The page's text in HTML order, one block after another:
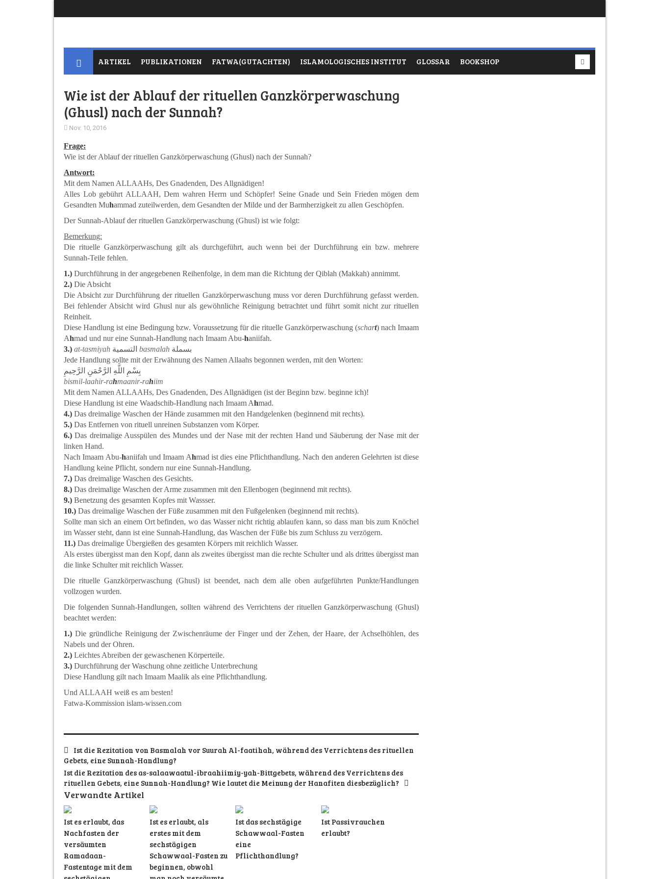
ARTIKEL PUBLIKATIONEN FATWA(GUTACHTEN) ISLAMOLOGISCHES INSTITUT GLOSSAR BOOKSHOP
Wie ist der Ablauf der rituellen Ganzkörperwaschung
(Ghusl) nach der Sunnah?
Nov. 10, 2016
Frage:
Wie ist der Ablauf der rituellen Ganzkörperwaschung (Ghusl) nach der Sunnah?
Antwort:
Mit dem Namen ALLAAHs, Des Gnadenden, Des Allgnädigen!
Alles Lob gebührt ALLAAH, Dem wahren Herrn und Schöpfer! Seine Gnade und Sein Frieden mögen dem
Gesandten Muhammad zuteilwerden, dem Gesandten der Milde und der Barmherzigkeit zu allen Geschöpfen.
Der Sunnah-Ablauf der rituellen Ganzkörperwaschung (Ghusl) ist wie folgt:
Bemerkung:
Die rituelle Ganzkörperwaschung gilt als durchgeführt, auch wenn bei der Durchführung ein bzw. mehrere
Sunnah-Teile fehlen.
1.) Durchführung in der angegebenen Reihenfolge, in dem man die Richtung der Qiblah (Makkah) annimmt.
2.) Die Absicht
Die Absicht zur Durchführung der rituellen Ganzkörperwaschung muss vor deren Durchführung gefasst werden.
Bei fehlender Absicht wird Ghusl nur als gewöhnliche Reinigung betrachtet und führt somit nicht zur rituellen
Reinheit.
Diese Handlung ist eine Bedingung bzw. Voraussetzung für die rituelle Ganzkörperwaschung (schart) nach Imaam
Ahmad und nur eine Sunnah-Handlung nach Imaam Abu-haniifah.
3.) at-tasmiyah basmalah بسملة
Jede Handlung sollte mit der Erwähnung des Namen Allaahs begonnen werden, mit den Worten:
بِسْمِ اللَّهِ الرَّحْمَنِ الرَّحِيمِ
bismil-laahir-rahmaanir-rahiim
Mit dem Namen ALLAAHs, Des Gnadenden, Des Allgnädigen (ist der Beginn bzw. beginne ich)!
Diese Handlung ist eine Waadschib-Handlung nach Imaam Ahmad.
4.) Das dreimalige Waschen der Hände zusammen mit den Handgelenken (beginnend mit rechts).
5.) Das Entfernen von rituell unreinen Substanzen vom Körper.
6.)Das dreimalige Ausspülen des Mundes und der Nase mit der rechten Hand und Säuberung der Nase mit der
linken Hand.
Nach Imaam Abu-haniifah und Imaam Ahmad ist dies eine Pflichthandlung. Nach den anderen Gelehrten ist diese
Handlung keine Pflicht, sondern nur eine Sunnah-Handlung.
7.) Das dreimalige Waschen des Gesichts.
8.) Das dreimalige Waschen der Arme zusammen mit den Ellenbogen (beginnend mit rechts).
9.) Benetzung des gesamten Kopfes mit Wassser.
10.) Das dreimalige Waschen der Füße zusammen mit den Fußgelenken (beginnend mit rechts).
Sollte man sich an einem Ort befinden, wo das Wasser nicht richtig ablaufen kann, so dass man bis zum Knöchel
im Wasser steht, dann ist eine Sunnah-Handlung, das Waschen der Füße bis zum Schluss zu verzögern.
11.) Das dreimalige Übergießen des gesamten Körpers mit reichlich Wasser.
Als erstes übergisst man den Kopf, dann als zweites übergisst man die rechte Schulter und als drittes übergisst man
die linke Schulter mit reichlich Wasser.
Die rituelle Ganzkörperwaschung (Ghusl) ist beendet, nach dem alle oben aufgeführten Punkte/Handlungen
vollzogen wurden.
Die folgenden Sunnah-Handlungen, sollten während des Verrichtens der rituellen Ganzkörperwaschung (Ghusl)
beachtet werden:
1.) Die gründliche Reinigung der Zwischenräume der Finger und der Zehen, der Haare, der Achselhöhlen, des
Nabels und der Ohren.
2.) Leichtes Abreiben der gewaschenen Körperteile.
3.) Durchführung der Waschung ohne zeitliche Unterbrechung
Diese Handlung gilt nach Imaam Maalik als eine Pflichthandlung.
Und ALLAAH weiß es am besten!
Fatwa-Kommission islam-wissen.com
Ist die Rezitation von Basmalah vor Suurah Al-faatihah, während des Verrichtens des rituellen
Gebets, eine Sunnah-Handlung?
Ist die Rezitation des as-salaawaatul-ibraahiimiy-yah-Bittgebets, während des Verrichtens des
rituellen Gebets, eine Sunnah-Handlung? Wie lautet die Meinung der Hanafiten diesbezüglich?
Verwandte Artikel
Ist es erlaubt, das
Nachfasten der
versäumten
Ramadaan-
Fastentage mit dem
Ist es erlaubt, als
erstes mit dem
sechstägigen
Schawwaal-Fasten zu
beginnen, obwohl
Ist das sechstägige
Schawwaal-Fasten
eine
Pflichthandlung?
Ist Passivrauchen
erlaubt?